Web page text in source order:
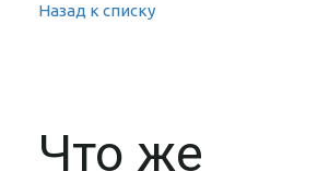
Назад к списку
Что же